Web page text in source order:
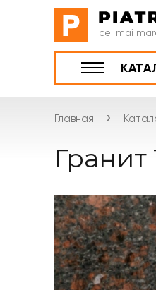
cel mai
Главная ›